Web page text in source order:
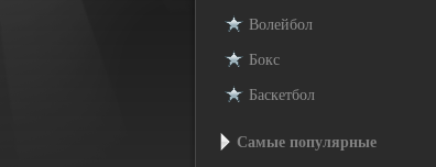
Волейбол
Бокс
Баскетбол
Самые популярные